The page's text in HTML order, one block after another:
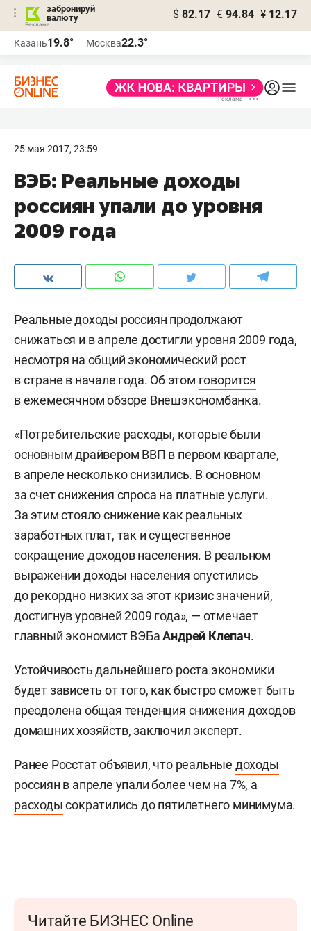
забронируй
валюту
$ 82.17 € 94.84 ¥ 12.17
Казань19.8° Москва22.3°
25 мая 2017, 23:59
ВЭБ: Реальные доходы
россиян упали до уровня
2009 года
Реальные доходы россиян продолжают
снижаться и в апреле достигли уровня 2009 года,
несмотря на общий экономический рост
в стране в начале года. Об этом говорится
в ежемесячном обзоре Внешэкономбанка.
«Потребительские расходы, которые были
основным драйвером ВВП в первом квартале,
в апреле несколько снизились. В основном
за счет снижения спроса на платные услуги.
За этим стояло снижение как реальных
заработных плат, так и существенное
сокращение доходов населения. В реальном
выражении доходы населения опустились
до рекордно низких за этот кризис значений,
достигнув уровней 2009 года», — отмечает
главный экономист ВЭБаАндрей Клепач.
Устойчивость дальнейшего роста экономики
будет зависеть от того, как быстро сможет быть
преодолена общая тенденция снижения доходов
домашних хозяйств, заключил эксперт.
Ранее Росстат объявил, что реальные доходы
россиян в апреле упали более чем на 7%, а
расходысократились до пятилетнего минимума.
Читайте БИЗНЕС Online